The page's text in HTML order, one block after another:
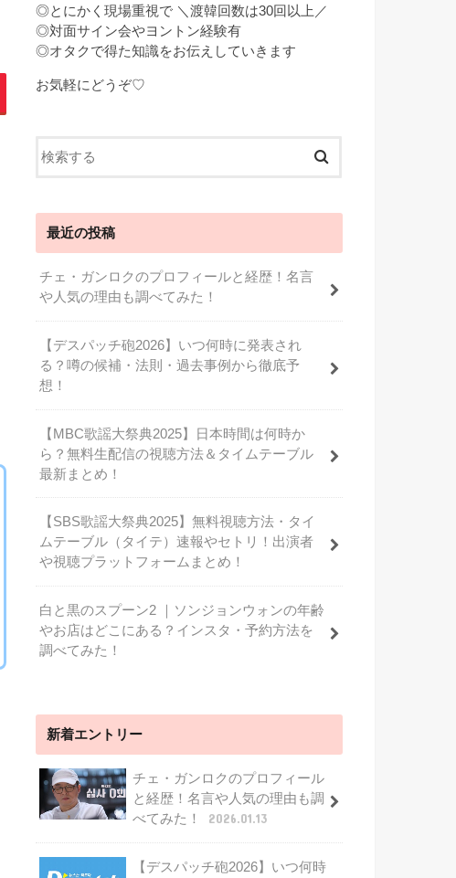
◎とにかく現場重視で ＼渡韓回数は30回以上／
◎対面サイン会やヨントン経験有
◎オタクで得た知識をお伝えしていきます
お気軽にどうぞ♡
最近の投稿
チェ・ガンロクのプロフィールと経歴！名言
や人気の理由も調べてみた！
【デスパッチ砲2026】いつ何時に発表され
る？噂の候補・法則・過去事例から徹底予
想！
【MBC歌謡大祭典2025】日本時間は何時か
ら？無料生配信の視聴方法＆タイムテーブル
最新まとめ！
【SBS歌謡大祭典2025】無料視聴方法・タイ
ムテーブル（タイテ）速報やセトリ！出演者
や視聴プラットフォームまとめ！
白と黒のスプーン2 ｜ソンジョンウォンの年齢
やお店はどこにある？インスタ・予約方法を
調べてみた！
新着エントリー
チェ・ガンロクのプロフィール
と経歴！名言や人気の理由も調
べてみた！
2026.01.13
【デスパッチ砲2026】いつ何時